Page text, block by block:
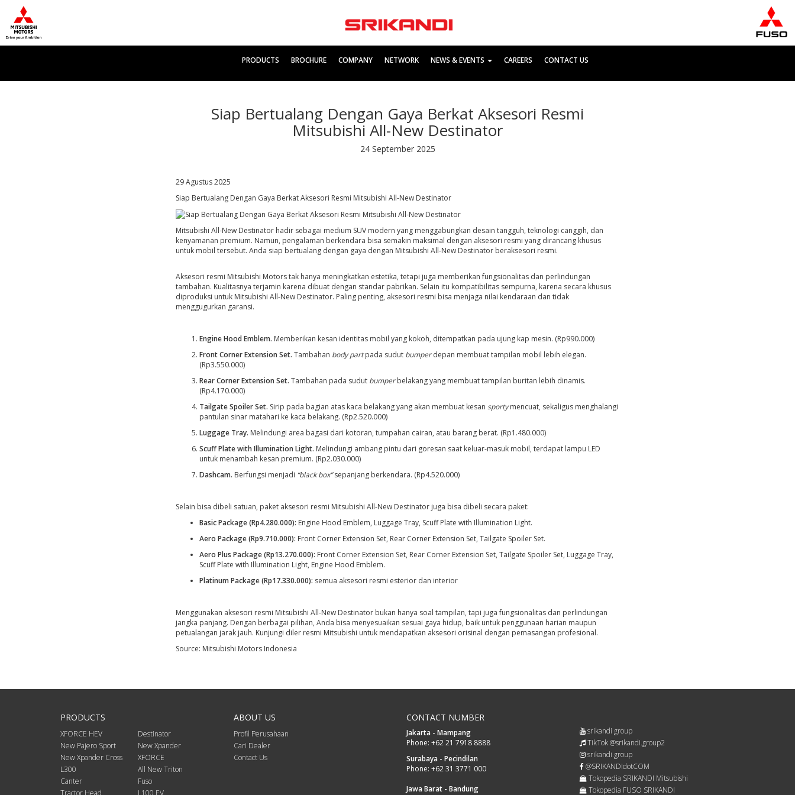
PRODUCTS BROCHURE COMPANY NETWORK NEWS & EVENTS CAREERS CONTACT US
Siap Bertualang Dengan Gaya Berkat Aksesori Resmi
Mitsubishi All-New Destinator
24 September 2025
29 Agustus 2025
Siap Bertualang Dengan Gaya Berkat Aksesori Resmi Mitsubishi All-New Destinator
Mitsubishi All-New Destinator hadir sebagai medium SUV modern yang menggabungkan desain tangguh, teknologi canggih, dan
kenyamanan premium. Namun, pengalaman berkendara bisa semakin maksimal dengan aksesori resmi yang dirancang khusus
untuk mobil tersebut. Anda siap bertualang dengan gaya dengan Mitsubishi All-New Destinator beraksesori resmi.
Aksesori resmi Mitsubishi Motors tak hanya meningkatkan estetika, tetapi juga memberikan fungsionalitas dan perlindungan
tambahan. Kualitasnya terjamin karena dibuat dengan standar pabrikan. Selain itu kompatibilitas sempurna, karena secara khusus
diproduksi untuk Mitsubishi All-New Destinator. Paling penting, aksesori resmi bisa menjaga nilai kendaraan dan tidak
menggugurkan garansi.
Engine Hood Emblem. Memberikan kesan identitas mobil yang kokoh, ditempatkan pada ujung kap mesin. (Rp990.000)
Front Corner Extension Set. Tambahan body partpada sudut bumperdepan membuat tampilan mobil lebih elegan.
(Rp3.550.000)
Rear Corner Extension Set. Tambahan pada sudut bumperbelakang yang membuat tampilan buritan lebih dinamis.
(Rp4.170.000)
Tailgate Spoiler Set. Sirip pada bagian atas kaca belakang yang akan membuat kesan sportymencuat, sekaligus menghalangi
pantulan sinar matahari ke kaca belakang. (Rp2.520.000)
Luggage Tray. Melindungi area bagasi dari kotoran, tumpahan cairan, atau barang berat. (Rp1.480.000)
Scuff Plate with Illumination Light. Melindungi ambang pintu dari goresan saat keluar-masuk mobil, terdapat lampu LED
untuk menambah kesan premium. (Rp2.030.000)
Dashcam. Berfungsi menjadi “black box”sepanjang berkendara. (Rp4.520.000)
Selain bisa dibeli satuan, paket aksesori resmi Mitsubishi All-New Destinator juga bisa dibeli secara paket:
Basic Package (Rp4.280.000): Engine Hood Emblem, Luggage Tray, Scuff Plate with Illumination Light.
Aero Package (Rp9.710.000): Front Corner Extension Set, Rear Corner Extension Set, Tailgate Spoiler Set.
Aero Plus Package (Rp13.270.000): Front Corner Extension Set, Rear Corner Extension Set, Tailgate Spoiler Set, Luggage Tray,
Scuff Plate with Illumination Light, Engine Hood Emblem.
Platinum Package (Rp17.330.000): semua aksesori resmi esterior dan interior
Menggunakan aksesori resmi Mitsubishi All-New Destinator bukan hanya soal tampilan, tapi juga fungsionalitas dan perlindungan
jangka panjang. Dengan berbagai pilihan, Anda bisa menyesuaikan sesuai gaya hidup, baik untuk penggunaan harian maupun
petualangan jarak jauh. Kunjungi diler resmi Mitsubishi untuk mendapatkan aksesori orisinal dengan pemasangan profesional.
Source: Mitsubishi Motors Indonesia
PRODUCTS
XFORCE HEV
Destinator
New Pajero Sport
New Xpander
New Xpander Cross
XFORCE
L300
All New Triton
Canter
Fuso
ABOUT US
Profil Perusahaan
Cari Dealer
Contact Us
CONTACT NUMBER
Jakarta - Mampang
Phone: +62 21 7918 8888
Surabaya - Pecindilan
Phone: +62 31 3771 000
Jawa Barat - Bandung
srikandi group
TikTok @srikandi.group2
srikandi.group
@SRIKANDIdotCOM
Tokopedia SRIKANDI Mitsubishi
Tokopedia FUSO SRIKANDI